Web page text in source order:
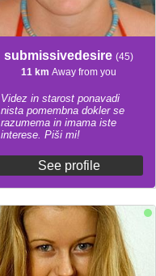
submissivedesire (45)
11 km Away from you
Videz in starost ponavadi
nista pomembna dokler se
razumema in imama iste
interese. Piši mi!
See profile